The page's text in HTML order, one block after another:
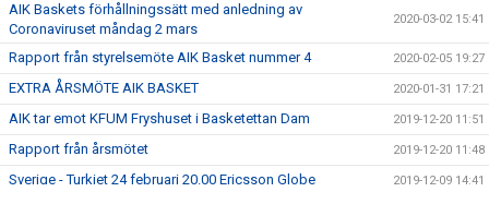
AIK Baskets förhållningssätt med anledning av
Coronaviruset måndag 2 mars
2020-03-02 15:41
Rapport från styrelsemöte AIK Basket nummer 4 2020-02-05 19:27
EXTRA ÅRSMÖTE AIK BASKET 2020-01-31 17:21
AIK tar emot KFUM Fryshuset i Basketettan Dam 2019-12-20 11:51
Rapport från årsmötet 2019-12-20 11:48
Sverige - Turkiet 24 februari 20.00 Ericsson Globe 2019-12-09 14:41